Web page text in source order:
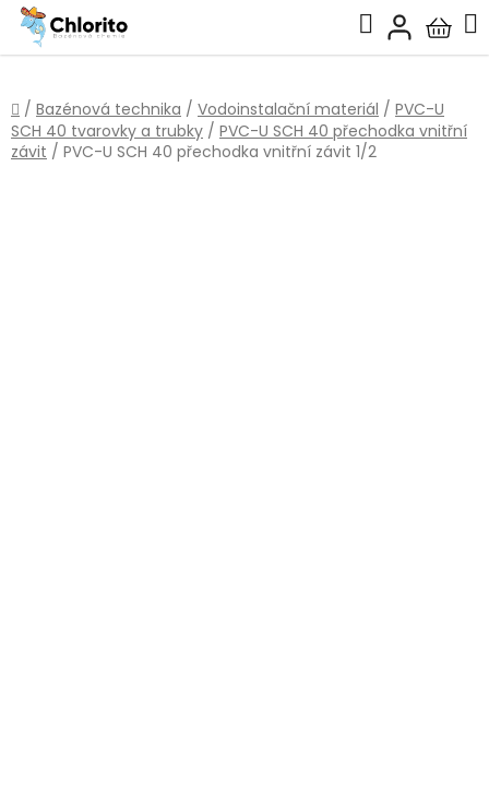
Přejít
obsah
Hledat
košík
Domů
/ Bazénová technika / Vodoinstalační materiál / PVC-U
SCH 40 tvarovky a trubky / PVC-U SCH 40 přechodka vnitřní
závit / PVC-U SCH 40 přechodka vnitřní závit 1/2